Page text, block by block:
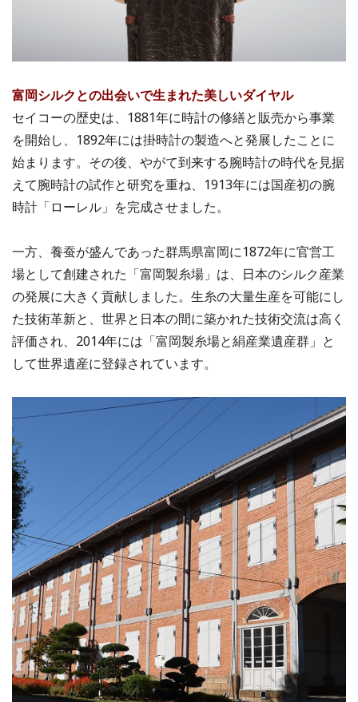
富岡シルクとの出会いで生まれた美しいダイヤル
セイコーの歴史は、1881年に時計の修繕と販売から事業
を開始し、1892年には掛時計の製造へと発展したことに
始まります。その後、やがて到来する腕時計の時代を見据
えて腕時計の試作と研究を重ね、1913年には国産初の腕
時計「ローレル」を完成させました。
一方、養蚕が盛んであった群馬県富岡に1872年に官営工
場として創建された「富岡製糸場」は、日本のシルク産業
の発展に大きく貢献しました。生糸の大量生産を可能にし
た技術革新と、世界と日本の間に築かれた技術交流は高く
評価され、2014年には「富岡製糸場と絹産業遺産群」と
して世界遺産に登録されています。